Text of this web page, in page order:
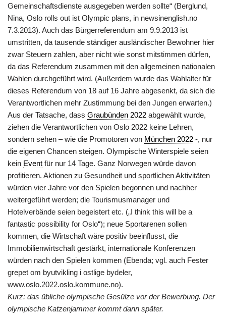
Gemeinschaftsdienste ausgegeben werden sollte“ (Berglund,
Nina, Oslo rolls out ist Olympic plans, in newsinenglish.no
7.3.2013). Auch das Bürgerreferendum am 9.9.2013 ist
umstritten, da tausende ständiger ausländischer Bewohner hier
zwar Steuern zahlen, aber nicht wie sonst mitstimmen dürfen,
da das Referendum zusammen mit den allgemeinen nationalen
Wahlen durchgeführt wird. (Außerdem wurde das Wahlalter für
dieses Referendum von 18 auf 16 Jahre abgesenkt, da sich die
Verantwortlichen mehr Zustimmung bei den Jungen erwarten.)
Aus der Tatsache, dass Graubünden 2022 abgewählt wurde,
ziehen die Verantwortlichen von Oslo 2022 keine Lehren,
sondern sehen – wie die Promotoren von München 2022 -, nur
die eigenen Chancen steigen. Olympische Winterspiele seien
kein Event für nur 14 Tage. Ganz Norwegen würde davon
profitieren. Aktionen zu Gesundheit und sportlichen Aktivitäten
würden vier Jahre vor den Spielen begonnen und nachher
weitergeführt werden; die Tourismusmanager und
Hotelverbände seien begeistert etc. („I think this will be a
fantastic possibility for Oslo“); neue Sportarenen sollen
kommen, die Wirtschaft wäre positiv beeinflusst, die
Immobilienwirtschaft gestärkt, internationale Konferenzen
würden nach den Spielen kommen (Ebenda; vgl. auch Fester
grepet om byutvikling i ostlige bydeler,
www.oslo.2022.oslo.kommune.no).
Kurz: das übliche olympische Gesülze vor der Bewerbung. Der
olympische Katzenjammer kommt dann später.